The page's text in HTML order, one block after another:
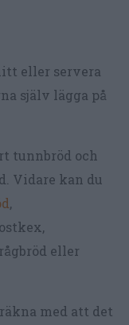
eller servera
själv lägga på
tunnbröd och
Vidare kan du
,
eller
med att det